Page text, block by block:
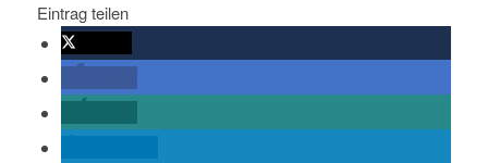
Eintrag teilen